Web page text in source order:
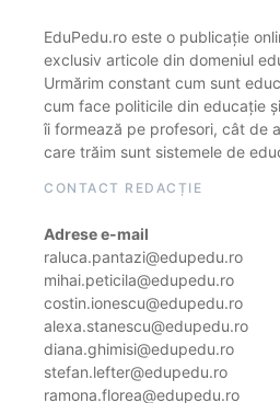
EduPedu.ro este o publicație
exclusiv articole din domeniul
Urmărim constant cum sunt
cum face politicile din educație
îi formează pe profesori, cât de
care trăim sunt sistemele de
CONTACT REDACȚIE
Adrese e-mail
raluca.pantazi@edupedu.ro
mihai.peticila@edupedu.ro
costin.ionescu@edupedu.ro
alexa.stanescu@edupedu.ro
diana.ghimisi@edupedu.ro
stefan.lefter@edupedu.ro
ramona.florea@edupedu.ro